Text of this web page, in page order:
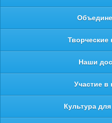
Творческие
Наши
Участие в
Культура